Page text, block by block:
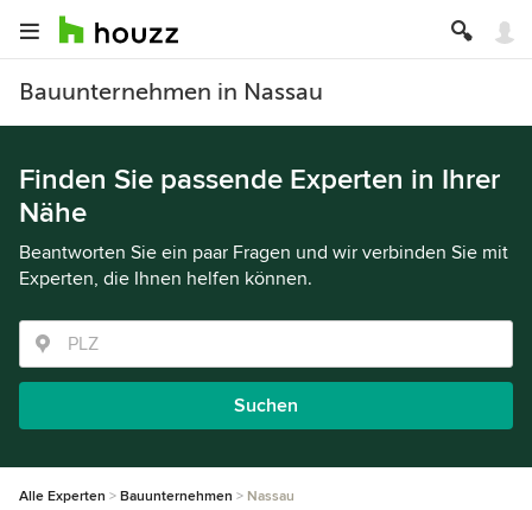
Bauunternehmen in Nassau
Finden Sie passende Experten in Ihrer
Nähe
Beantworten Sie ein paar Fragen und wir verbinden Sie mit
Experten, die Ihnen helfen können.
Suchen
Alle Experten Bauunternehmen Nassau